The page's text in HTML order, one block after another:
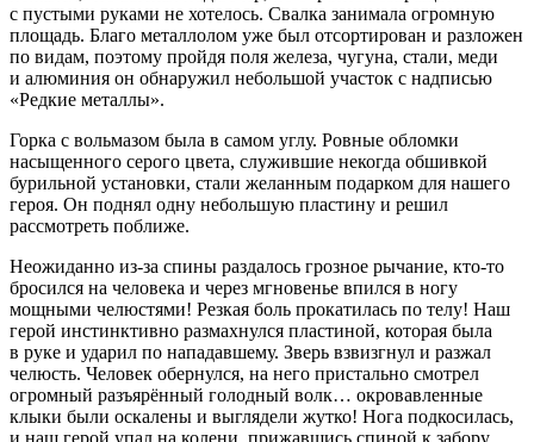
с пустыми руками не хотелось. Свалка занимала огромную
площадь. Благо металлолом уже был отсортирован и разложен
по видам, поэтому пройдя поля железа, чугуна, стали, меди
и алюминия он обнаружил небольшой участок с надписью
«Редкие металлы».
Горка с вольмазом была в самом углу. Ровные обломки
насыщенного серого цвета, служившие некогда обшивкой
бурильной установки, стали желанным подарком для нашего
героя. Он поднял одну небольшую пластину и решил
рассмотреть поближе.
Неожиданно из-за спины раздалось грозное рычание, кто-то
бросился на человека и через мгновенье впился в ногу
мощными челюстями! Резкая боль прокатилась по телу! Наш
герой инстинктивно размахнулся пластиной, которая была
в руке и ударил по нападавшему. Зверь взвизгнул и разжал
челюсть. Человек обернулся, на него пристально смотрел
огромный разъярённый голодный волк… окровавленные
клыки были оскалены и выглядели жутко! Нога подкосилась,
и наш герой упал на колени, прижавшись спиной к забору.